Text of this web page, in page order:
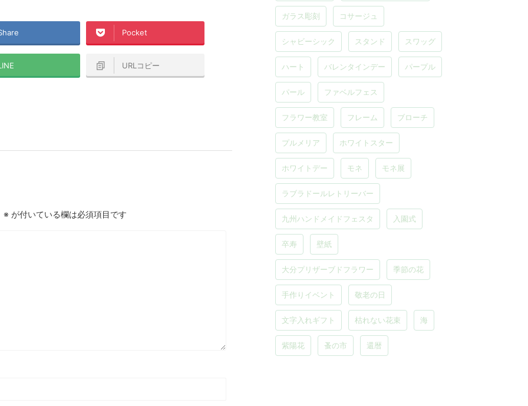
Pocket
URLコピー
※ が付いている欄は必須項目です
ガラス彫刻 コサージュ
シャビーシック スタンド スワッグ
ハート バレンタインデー パープル
パール ファベルフェス
フラワー教室 フレーム ブローチ
プルメリア ホワイトスター
ホワイトデー モネ モネ展
ラブラドールレトリーバー
九州ハンドメイドフェスタ 入園式
卒寿 壁紙
大分プリザーブドフラワー 季節の花
手作りイベント 敬老の日
文字入れギフト 枯れない花束 海
紫陽花 蚤の市 還暦